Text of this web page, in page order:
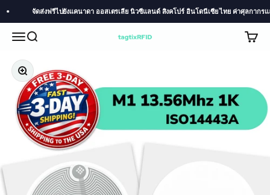
Skip to content
จัดส่งฟรีไปยังแคนาดา ออสเตรเลีย นิวซีแลนด์ สิงคโปร์ อินโดนีเซีย ไทย ค่าศุลกากรและภา
MenuSearch TagtixRFID Cart
Zoom